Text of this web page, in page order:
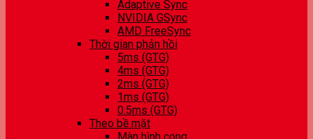
Adaptive Sync
NVIDIA GSync
AMD FreeSync
Thời gian phản hồi
5ms (GTG)
4ms (GTG)
2ms (GTG)
1ms (GTG)
0.5ms (GTG)
Theo bề mặt